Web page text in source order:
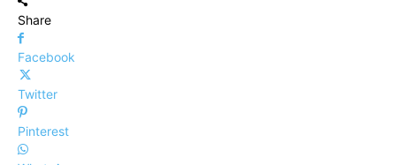
Share
Facebook
Twitter
Pinterest